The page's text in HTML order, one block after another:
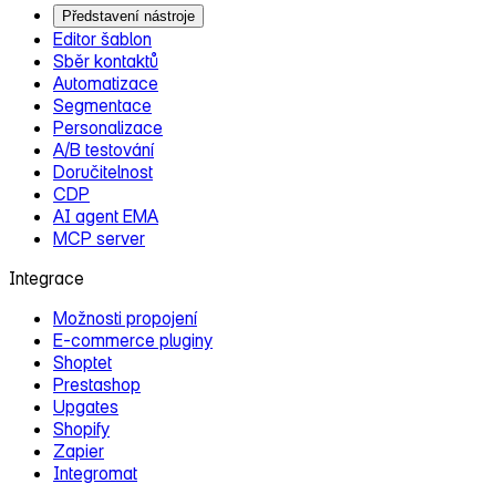
Představení nástroje
Editor šablon
Sběr kontaktů
Automatizace
Segmentace
Personalizace
A/B testování
Doručitelnost
CDP
AI agent EMA
MCP server
Integrace
Možnosti propojení
E‑commerce pluginy
Shoptet
Prestashop
Upgates
Shopify
Zapier
Integromat